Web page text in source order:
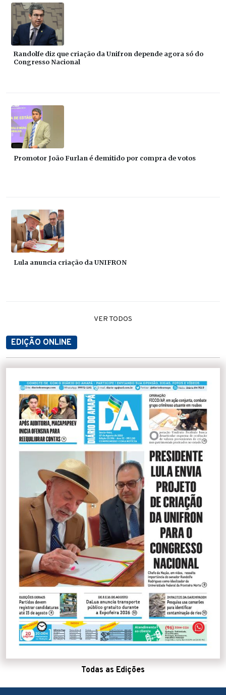
Randolfe diz que criação da Unifron depende agora só do
Congresso Nacional
Promotor João Furlan é demitido por compra de votos
Lula anuncia criação da UNIFRON
VER TODOS
EDIÇÃO ONLINE
Todas as Edições